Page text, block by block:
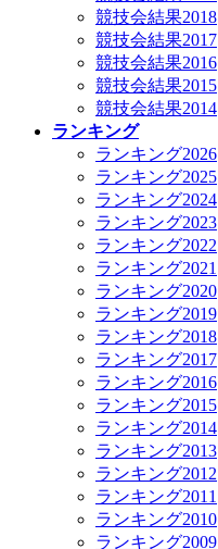
競技会結果2018
競技会結果2017
競技会結果2016
競技会結果2015
競技会結果2014
ランキング
ランキング2026
ランキング2025
ランキング2024
ランキング2023
ランキング2022
ランキング2021
ランキング2020
ランキング2019
ランキング2018
ランキング2017
ランキング2016
ランキング2015
ランキング2014
ランキング2013
ランキング2012
ランキング2011
ランキング2010
ランキング2009